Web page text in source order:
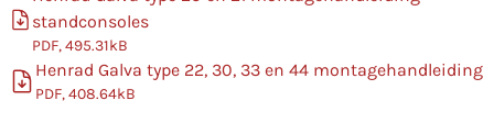
standconsoles
PDF, 495.31kB
Henrad Galva type 22, 30, 33 en 44 montagehandleiding
PDF, 408.64kB